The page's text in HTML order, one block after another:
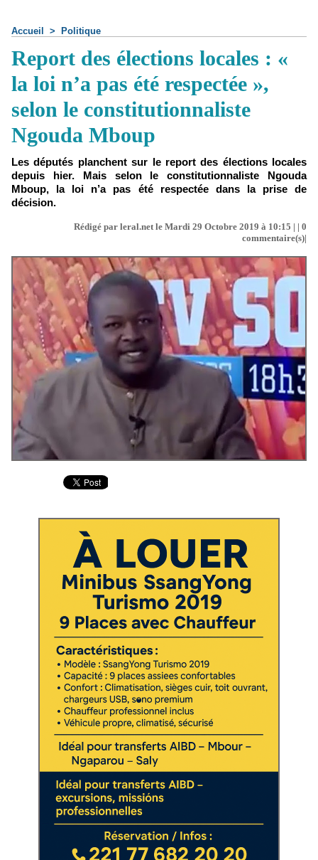
Accueil > Politique
Report des élections locales : «
la loi n’a pas été respectée »,
selon le constitutionnaliste
Ngouda Mboup
Les députés planchent sur le report des élections locales
depuis hier. Mais selon le constitutionnaliste Ngouda
Mboup, la loi n’a pas été respectée dans la prise de
décision.
Rédigé par leral.net le Mardi 29 Octobre 2019 à 10:15 | | 0
commentaire(s)|